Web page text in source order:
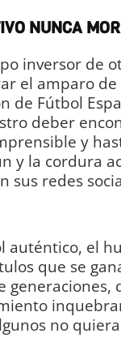
NUNCA
inversor de
el amparo
de Fútbol
deber
y
y la cordura
sus redes
auténtico, el
que se
no